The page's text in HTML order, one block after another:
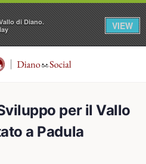
per il Vallo
a Padula
di Diano.
VIEW